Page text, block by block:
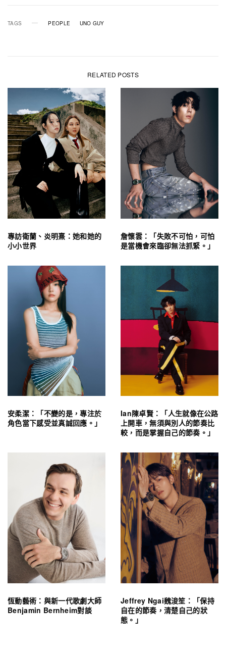
TAGS PEOPLE UNO GUY
RELATED POSTS
專訪衛蘭、炎明熹：她和她的
小小世界
詹懷雲：「失敗不可怕，可怕
是當機會來臨卻無法抓緊。」
安柔潔：「不變的是，專注於
角色當下感受並真誠回應。」
Ian陳卓賢：「人生就像在公路
上開車，無須與別人的節奏比
較，而是掌握自己的節奏。」
恆動藝術：與新一代歌劇大師
Benjamin Bernheim對談
Jeffrey Ngai魏浚笙：「保持
自在的節奏，清楚自己的狀
態。」